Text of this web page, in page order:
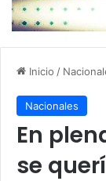
Inicio /
Nacionales
En
se